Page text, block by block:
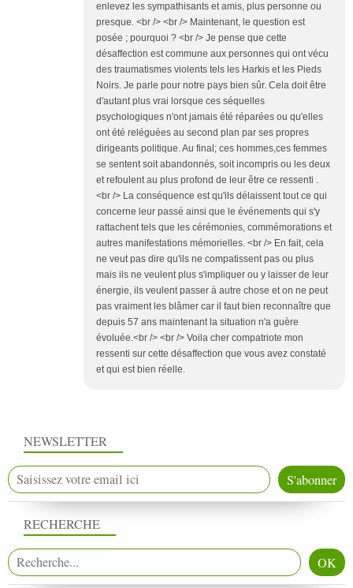
enlevez les sympathisants et amis, plus personne ou
presque. <br /> <br /> Maintenant, le question est
posée ; pourquoi ? <br /> Je pense que cette
désaffection est commune aux personnes qui ont vécu
des traumatismes violents tels les Harkis et les Pieds
Noirs. Je parle pour notre pays bien sûr. Cela doit être
d'autant plus vrai lorsque ces séquelles
psychologiques n'ont jamais été réparées ou qu'elles
ont été reléguées au second plan par ses propres
dirigeants politique. Au final; ces hommes,ces femmes
se sentent soit abandonnés, soit incompris ou les deux
et refoulent au plus profond de leur être ce ressenti .
<br /> La conséquence est qu'ils délaissent tout ce qui
concerne leur passé ainsi que le événements qui s'y
rattachent tels que les cérémonies, commémorations et
autres manifestations mémorielles. <br /> En fait, cela
ne veut pas dire qu'ils ne compatissent pas ou plus
mais ils ne veulent plus s'impliquer ou y laisser de leur
énergie, ils veulent passer à autre chose et on ne peut
pas vraiment les blâmer car il faut bien reconnaître que
depuis 57 ans maintenant la situation n'a guère
évoluée.<br /> <br /> Voila cher compatriote mon
ressenti sur cette désaffection que vous avez constaté
et qui est bien réelle.
NEWSLETTER
RECHERCHE